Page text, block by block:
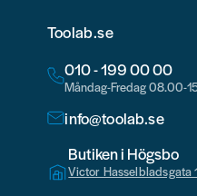
Toolab.se
010 - 199 00 00
Måndag-Fredag 08.00-
info@toolab.se
Butiken i Högsbo
Victor Hasselbladsgata